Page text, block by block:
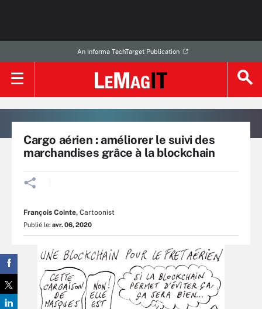
An Informa TechTarget Publication
Cargo aérien : améliorer le suivi des
marchandises grâce à la blockchain
François Cointe, Cartoonist
Publié le: avr. 06, 2020